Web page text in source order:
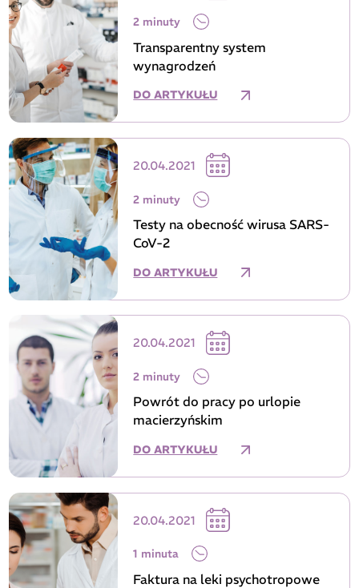
2 minuty
Transparentny system
wynagrodzeń
DO ARTYKUŁU
20.04.2021
2 minuty
Testy na obecność wirusa SARS-
CoV-2
DO ARTYKUŁU
20.04.2021
2 minuty
Powrót do pracy po urlopie
macierzyńskim
DO ARTYKUŁU
20.04.2021
1 minuta
Faktura na leki psychotropowe